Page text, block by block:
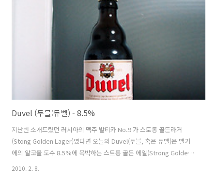
툭허(Tucher)의 다른 맥주들 - Tucher Original Hell(툭허 오리지날 연
한맥주) - 4.9% - 2009.07.12 Tucher Bajuvator (툭허 바유바토르) -
Duvel (두블:듀벨) - 8.5%
지난번 소개드렸던 러시아의 맥주 발티카 No.9 가 스토롱 골든라거
(Stong Golden Lager)였다면 오늘의 Duvel(두블, 혹은 듀벨)은 벨기
에의 알코올 도수 8.5%에 육박하는 스트롱 골든 에일(Strong Golden
Ale)입니다. 강한 골든색의 에일맥주인 두블은 1871년 벨기에의 무르트
2010. 2. 8.